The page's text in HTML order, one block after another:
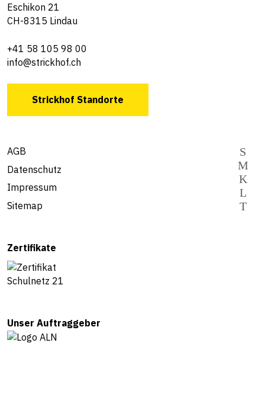
Eschikon 21
CH-8315 Lindau
+41 58 105 98 00
info@strickhof.ch
Strickhof Standorte
AGB
Datenschutz
Impressum
Sitemap
Zertifikate
Unser Auftraggeber